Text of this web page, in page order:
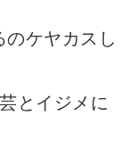
ケヤカスし
とイジメに